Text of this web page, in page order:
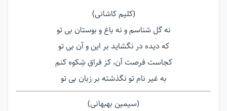
(کلیم کاشانی)
نه گل شناسم و نه باغ و بوستان بی تو
که دیده در نگشاید بر این و آن بی تو
کجاست فرصت آن، کز فراق شِکوه کنم
به غیر نام تو نگذشته بر زبان بی تو
(سیمین بهبهانی)